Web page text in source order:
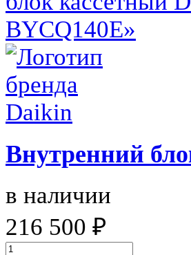
Внутренний
в наличии
216 500 ₽